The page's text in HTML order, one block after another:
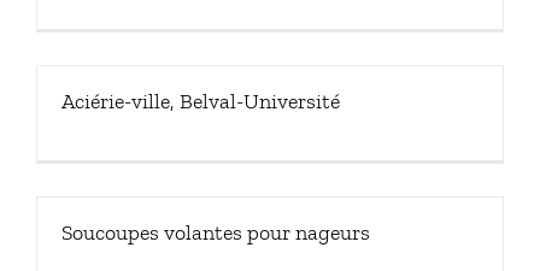
Aciérie-ville, Belval-Université
Soucoupes volantes pour nageurs